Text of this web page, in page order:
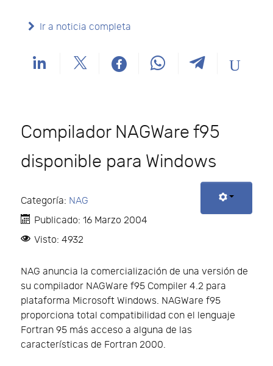
Ir a noticia completa
Compilador NAGWare f95
disponible para Windows
Categoría: NAG
Publicado: 16 Marzo 2004
Visto: 4932
NAG anuncia la comercialización de una versión de
su compilador NAGWare f95 Compiler 4.2 para
plataforma Microsoft Windows. NAGWare f95
proporciona total compatibilidad con el lenguaje
Fortran 95 más acceso a alguna de las
características de Fortran 2000.